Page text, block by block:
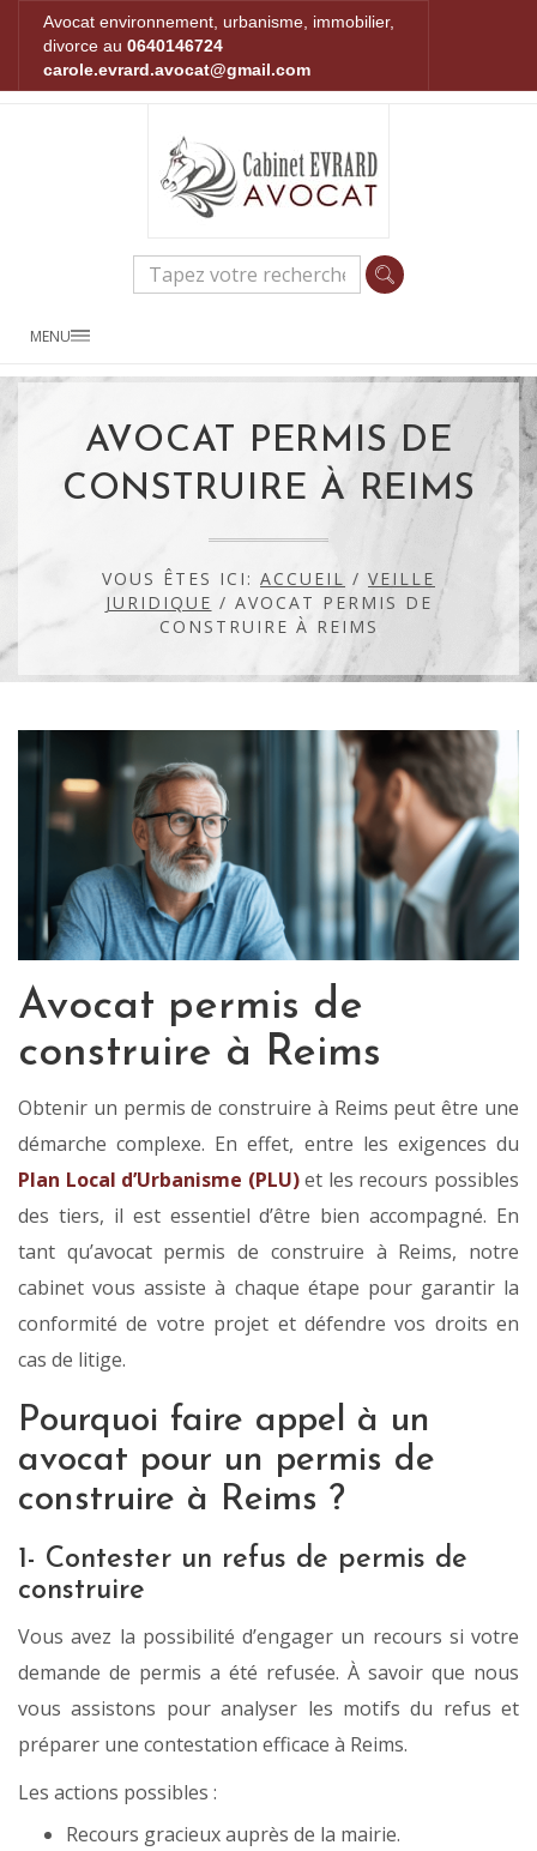
Avocat environnement, urbanisme, immobilier,
divorce au 0640146724
carole.evrard.avocat@gmail.com
MENU
AVOCAT PERMIS DE
CONSTRUIRE À REIMS
VOUS ÊTES ICI: ACCUEIL / VEILLE
JURIDIQUE / AVOCAT PERMIS DE
CONSTRUIRE À REIMS
Avocat permis de
construire à Reims
Obtenir un permis de construire à Reims peut être une
démarche complexe. En effet, entre les exigences du
Plan Local d’Urbanisme (PLU)et les recours possibles
des tiers, il est essentiel d’être bien accompagné. En
tant qu’avocat permis de construire à Reims, notre
cabinet vous assiste à chaque étape pour garantir la
conformité de votre projet et défendre vos droits en
cas de litige.
Pourquoi faire appel à un
avocat pour un permis de
construire à Reims ?
1- Contester un refus de permis de
construire
Vous avez la possibilité d’engager un recours si votre
demande de permis a été refusée. À savoir que nous
vous assistons pour analyser les motifs du refus et
préparer une contestation efficace à Reims.
Les actions possibles :
Recours gracieux auprès de la mairie.